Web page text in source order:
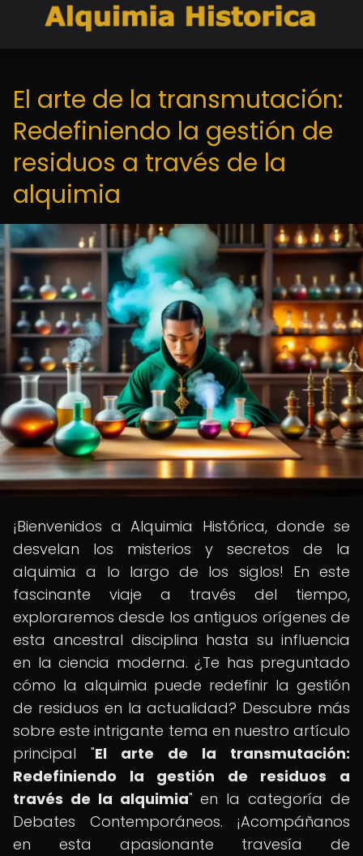
El arte de la transmutación:
Redefiniendo la gestión de
residuos a través de la
alquimia
¡Bienvenidos a Alquimia Histórica, donde se
desvelan los misterios y secretos de la
alquimia a lo largo de los siglos! En este
fascinante viaje a través del tiempo,
exploraremos desde los antiguos orígenes de
esta ancestral disciplina hasta su influencia
en la ciencia moderna. ¿Te has preguntado
cómo la alquimia puede redefinir la gestión
de residuos en la actualidad? Descubre más
sobre este intrigante tema en nuestro artículo
principal "El arte de la transmutación:
Redefiniendo la gestión de residuos a
través de la alquimia" en la categoría de
Debates Contemporáneos. ¡Acompáñanos
en esta apasionante travesía de